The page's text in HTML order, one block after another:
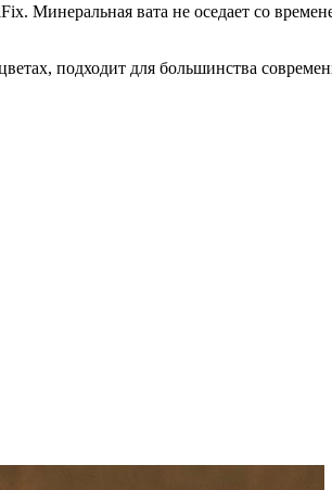
Минеральная вата не оседает со
подходит для большинства